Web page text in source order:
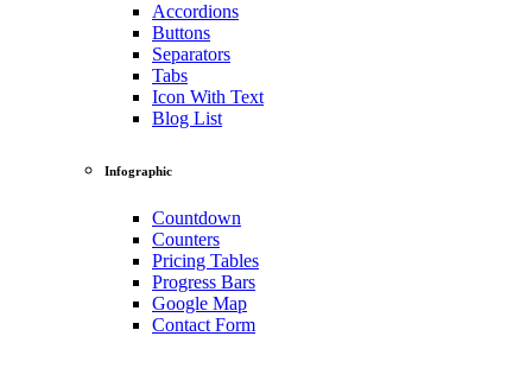
Accordions
Buttons
Separators
Tabs
Icon With Text
Blog List
Infographic
Countdown
Counters
Pricing Tables
Progress Bars
Google Map
Contact Form